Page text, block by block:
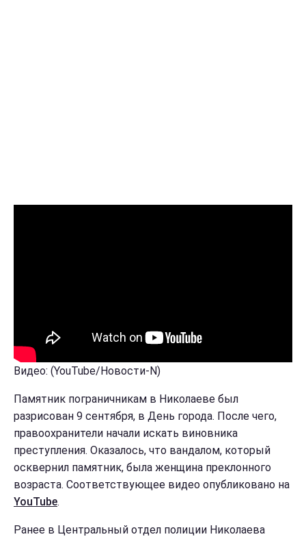
Видео: (YouTube/Новости-N)
Памятник пограничникам в Николаеве был
разрисован 9 сентября, в День города. После чего,
правоохранители начали искать виновника
преступления. Оказалось, что вандалом, который
осквернил памятник, была женщина преклонного
возраста. Соответствующее видео опубликовано на
YouTube.
Ранее в Центральный отдел полиции Николаева